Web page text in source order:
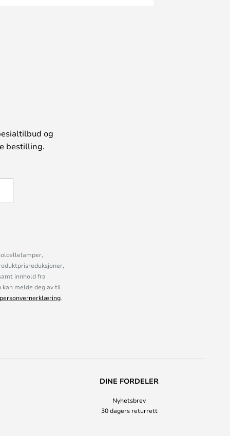
og
bestilling.
innhold fra
melde deg av til
personvernerklæring.
DINE FORDELER
Nyhetsbrev
30 dagers returrett